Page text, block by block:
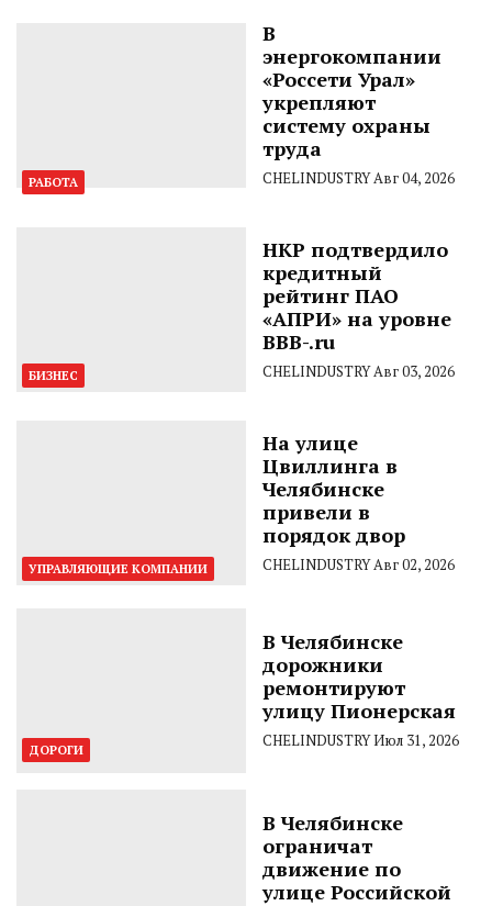
РАБОТА
В
энергокомпании
«Россети Урал»
укрепляют
систему охраны
труда
CHELINDUSTRYАвг 04, 2026
БИЗНЕС
НКР подтвердило
кредитный
рейтинг ПАО
«АПРИ» на уровне
BBB-.ru
CHELINDUSTRYАвг 03, 2026
УПРАВЛЯЮЩИЕ КОМПАНИИ
На улице
Цвиллинга в
Челябинске
привели в
порядок двор
CHELINDUSTRYАвг 02, 2026
ДОРОГИ
В Челябинске
дорожники
ремонтируют
улицу Пионерская
CHELINDUSTRYИюл 31, 2026
В Челябинске
ограничат
движение по
улице Российской